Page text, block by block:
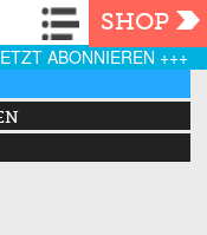
Navigation
SHOP
ABONNIEREN +++